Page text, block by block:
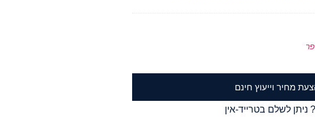
מחיר וייעוץ חינם
ניתן לשלם בטרייד-אין